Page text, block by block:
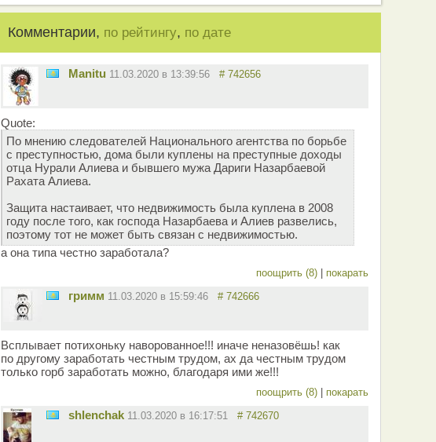
Комментарии, по рейтингу, по дате
Manitu 11.03.2020 в 13:39:56 # 742656
Quote:
По мнению следователей Национального агентства по борьбе
с преступностью, дома были куплены на преступные доходы
отца Нурали Алиева и бывшего мужа Дариги Назарбаевой
Рахата Алиева.
Защита настаивает, что недвижимость была куплена в 2008
году после того, как господа Назарбаева и Алиев развелись,
поэтому тот не может быть связан с недвижимостью.
а она типа честно заработала?
поощрить (8) покарать
гримм 11.03.2020 в 15:59:46 # 742666
Всплывает потихоньку наворованное!!! иначе неназовёшь! как
по другому заработать честным трудом, ах да честным трудом
только горб заработать можно, благодаря ими же!!!
поощрить (8) покарать
shlenchak 11.03.2020 в 16:17:51 # 742670